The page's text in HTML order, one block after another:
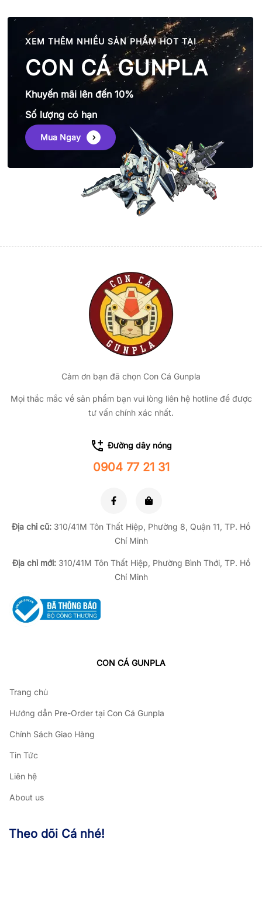
XEM THÊM NHIỀU SẢN PHẨM HOT TẠI
CON CÁ GUNPLA
Khuyến mãi lên đến 10%
Số lượng có hạn
Mua Ngay
Cảm ơn bạn đã chọn Con Cá Gunpla
Mọi thắc mắc về sản phẩm bạn vui lòng liên hệ hotline để được
tư vấn chính xác nhất.
Đường dây nóng
0904 77 21 31
Địa chỉ cũ: 310/41M Tôn Thất Hiệp, Phường 8, Quận 11, TP. Hồ
Chí Minh
Địa chỉ mới:310/41M Tôn Thất Hiệp, Phường Bình Thới, TP. Hồ
Chí Minh
CON CÁ GUNPLA
Trang chủ
Hướng dẫn Pre-Order tại Con Cá Gunpla
Chính Sách Giao Hàng
Tin Tức
Liên hệ
About us
Theo dõi Cá nhé!